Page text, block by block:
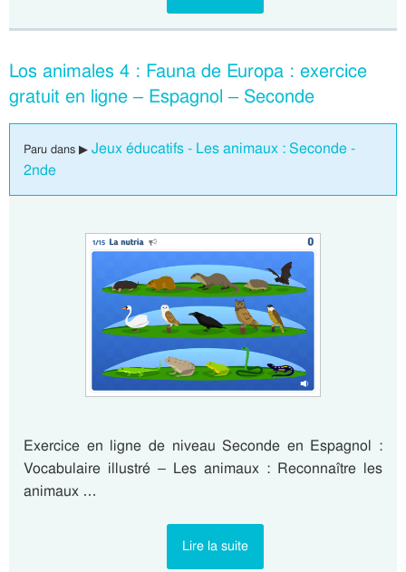
Los animales 4 : Fauna de Europa : exercice
gratuit en ligne – Espagnol – Seconde
Paru dans ▶ Jeux éducatifs - Les animaux : Seconde -
2nde
Exercice en ligne de niveau Seconde en Espagnol :
Vocabulaire illustré – Les animaux : Reconnaître les
animaux …
Lire la suite